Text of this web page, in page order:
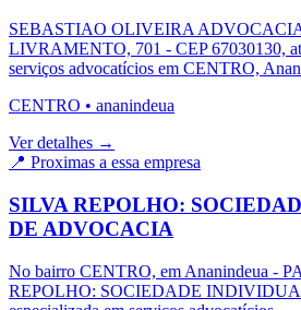
SEBASTIAO OLIVEIRA
LIVRAMENTO, 701 - CEP 67030130,
serviços advocatícios em CENTRO,
CENTRO • ananindeua
Ver detalhes →
📍 Proximas a essa empresa
SILVA REPOLHO:
DE ADVOCACIA
No bairro CENTRO, em Ananindeua -
REPOLHO: SOCIEDADE